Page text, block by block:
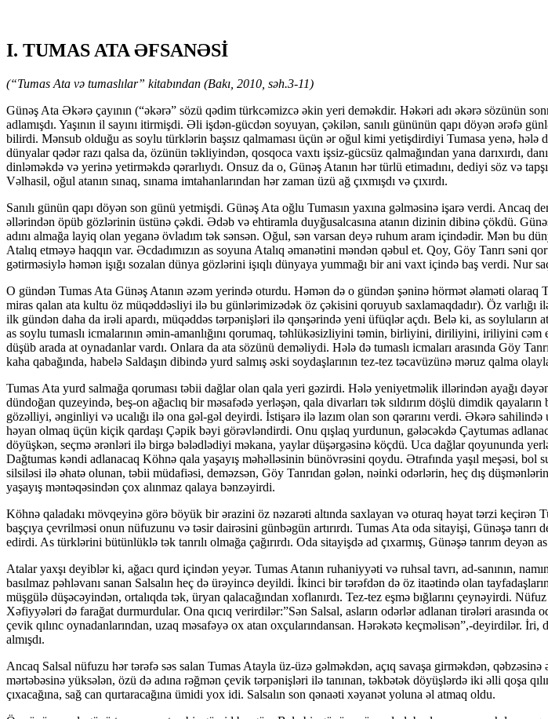
I. TUMAS ATA ƏFSANƏSİ
(“Tumas Ata və tumaslılar” kitabından (Bakı, 2010, səh.3-11)
Günəş Ata Əkərə çayının (“əkərə” sözü qədim türkcə­miz­cə əkin yeri deməkdir. Həkəri adı əkərə sözünün
adlamışdı. Yaşının il sayını itirmişdi. Əli işdən-güc­dən soyuyan, çəkilən, sanılı gününün qapı döyən ərəfə
bilirdi. Mənsub olduğu as soylu türklərin başsız qalmaması üçün ər oğul kimi yetişdirdiyi Tumasa yenə,
dünyalar qədər razı qalsa da, özünün təkliyindən, qosqoca vaxtı işsiz-gücsüz qal­ma­ğından yana darıxırdı,
dinləməkdə və yerinə yetirməkdə qərarlıydı. Onsuz da o, Günəş Atanın hər türlü etimadını, dediyi söz və
Vəlhasil, oğul atanın sınaq, sınama imtahan­la­rın­dan hər zaman üzü ağ çıxmışdı və çıxırdı.
Sanılı günün qapı döyən son günü yetmişdi. Günəş Ata oğlu Tumasın yaxına gəlməsinə işarə verdi. Ancaq
əllərindən öpüb gözlərinin üstünə çəkdi. Ədəb və ehtiramla duyğusalcasına atanın dizinin dibinə çökdü.
adını almağa layiq olan ye­ga­nə övladım tək sənsən. Oğul, sən varsan deyə ruhum aram için­də­dir. Mən bu
Atalıq et­mə­yə haqqın var. Əcdadımızın as soyuna Atalıq əmanətini məndən qəbul et. Qoy, Göy Tanrı
gətirməsiylə həmən işığı sozalan dünya gözlərini işıqlı dünyaya yummağı bir ani vaxt içində baş verdi. Nur
O gündən Tumas Ata Günəş Atanın əzəm yerində oturdu. Həmən də o gündən şəninə hörmət əlaməti olaraq
miras qalan ata kultu öz müqəddəsliyi ilə bu günlərimizədək öz çəkisini qoruyub saxlamaqdadır). Öz var­lı­ğı
ilk gündən daha da irəli apardı, müqəddəs tərpənişləri ilə qənşərində yeni üfüqlər açdı. Belə ki, as
as soy­lu tumaslı icmalarının əmin-amanlığını qorumaq, təhlükəsizliyini təmin, birliyini, diriliyini, iriliyini
düşüb arada at oynadanlar vardı. Onlara da ata sö­zünü deməliydi. Hələ də tumaslı icmaları arasında Göy
kaha qabağında, habelə Saldaşın dibində yurd salmış əski soydaşlarının tez-tez təcavüzünə məruz qalma
Tumas Ata yurd salmağa qoruması təbii dağlar olan qala yeri gəzirdi. Hələ yeniyetməlik illərindən ayağı
dündoğan quzeyində, beş-on ağaclıq bir məsafədə yerləşən, qala divarları tək sıldırım döşlü dimdik
gözəlliyi, ənginliyi və ucalığı ilə ona gəl-gəl deyirdi. İstişarə ilə lazım olan son qərarını verdi. Əkərə
həyan olmaq üçün kiçik qardaşı Çəpik bəyi görəvləndirdi. Onu qışlaq yurdunun, gələcəkdə Çaytumas
döyüşkən, seçmə ərənləri ilə birgə bələd­lə­di­yi mə­ka­na, yaylar düşərgəsinə köçdü. Uca dağlar qoyununda
Dağtumas kəndi ad­la­nacaq Köh­nə qala yaşayış məhəlləsinin bünövrəsini qoydu. Ətrafında yaşıl meşəsi, bol
silsiləsi ilə əhatə olunan, təbii müdafiəsi, deməzsən, Göy Tan­rı­dan gələn, nəinki odərlərin, heç dış
yaşayış məntəqəsindən çox alınmaz qalaya bənzəyirdi.
Köhnə qaladakı mövqeyinə görə böyük bir ərazini öz nə­zarəti altında saxlayan və oturaq həyat tərzi keçirən
başçıya çevrilməsi onun nüfuzunu və təsir dairəsini günbəgün artırırdı. Tumas Ata oda sitayişi, Günəşə
edirdi. As türklərini bütünlüklə tək tanrılı olmağa çağırırdı. Oda sitayişdə ad çıxarmış, Günəşə tanrım deyən
Atalar yaxşı deyiblər ki, ağacı qurd içindən yeyər. Tumas Atanın ruhaniyyəti və ruhsal tavrı, ad-sanının,
basılmaz pəhləvanı sanan Salsalın heç də ürə­yin­cə deyildi. İkinci bir tərəfdən də öz itaətində olan
müşgülə düşəcəyindən, ortalıqda tək, üryan qalacağından xoflanırdı. Tez-tez eşmə bığ­larını çeynəyirdi.
Xə­fiy­yələri də farağat durmurdular. Ona qıcıq verirdilər:”Sən Salsal, asların odərlər adlanan tirələri
çevik qılınc oynadanlarından, uzaq mə­sa­fəyə ox atan oxçularındansan. Hərəkətə keçməlisən”,-deyir­di­lər.
almışdı.
Ancaq Salsal nüfuzu hər tərəfə səs salan Tumas Atayla üz-üzə gəlməkdən, açıq savaşa girməkdən,
mərtəbəsinə yüksələn, özü də adına rəğmən çevik tərpənişləri ilə tanınan, təkbətək döyüşlərdə iki əlli qoşa
çıxacağına, sağ can qurtaracağına ümidi yox idi. Salsalın son qənaəti xəyanət yoluna əl atmaq oldu.